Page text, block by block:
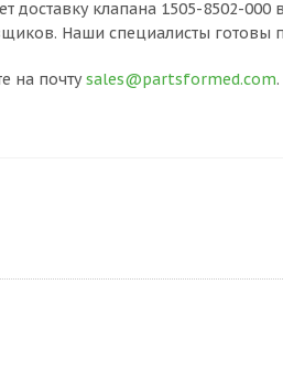
доставку клапана 1505-8502-
Наши специалисты готовы
на почтуsales@partsformed.com.